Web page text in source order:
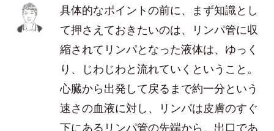
具体的なポイントの前に、まず知識とし
て押さえておきたいのは、リンパ管に収
縮されてリンパとなった液体は、ゆっく
り、じわじわと流れていくということ。
心臓から出発して戻るまで約一分という
速さの血液に対し、リンパは皮膚のすぐ
下にあるリンパ管の先端から、出口であ